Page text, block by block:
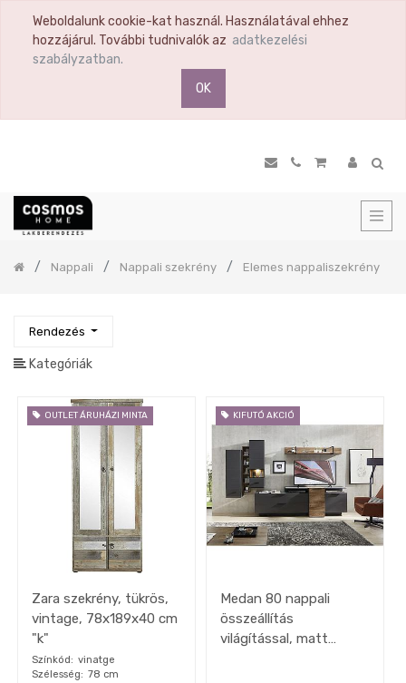
Weboldalunk cookie-kat használ. Használatával ehhez
hozzájárul. További tudnivalók az adatkezelési
szabályzatban.
OK
Nappali Nappali szekrény Elemes nappaliszekrény
Rendezés
Kategóriák
TERMÉK
KATEGÓRIA
termék
Nappali
szekrény
Fix
összeállítások
TV
Dohányzóasztal
Konzol
Előszoba
Tükör
Konyha
Konyhai
OUTLET ÁRUHÁZI MINTA
Zara szekrény, tükrös,
vintage, 78x189x40 cm
"k"
Színkód
vinatge
Szélesség
78 cm
KIFUTÓ AKCIÓ
Medan 80 nappali
összeállítás
világítással, matt